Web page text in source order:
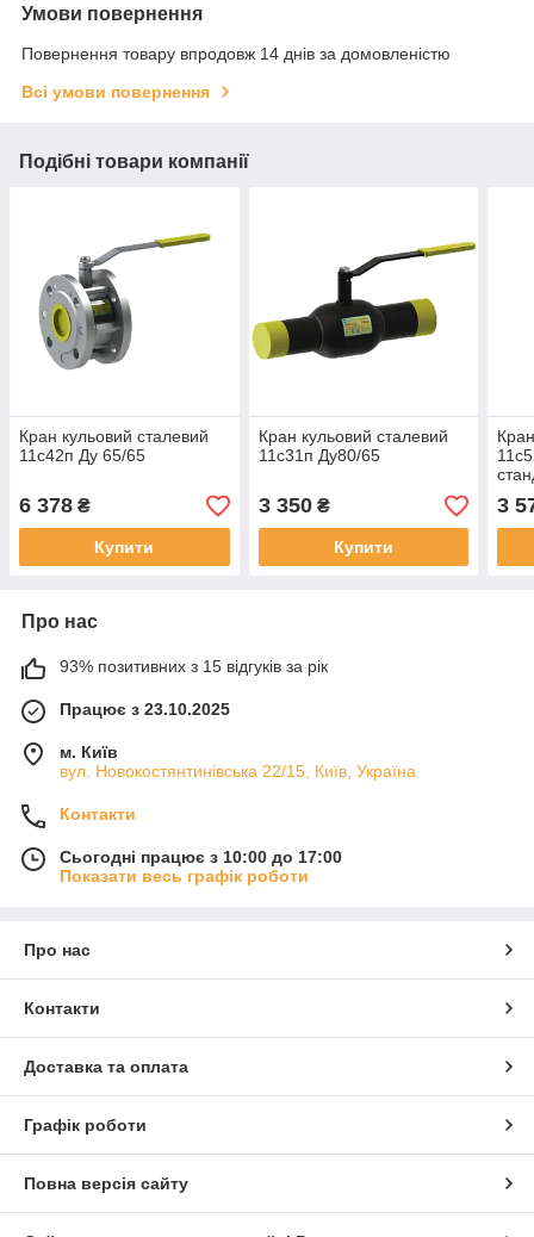
Умови повернення
Повернення товару впродовж 14 днів за домовленістю
Всі умови повернення
Подібні товари компанії
Кран кульовий сталевий
11с42п Ду 65/65
6 378 ₴
Купити
Кран кульовий сталевий
11с31п Ду80/65
3 350₴
Купити
3
Про нас
93% позитивних з 15 відгуків за рік
Працює з 23.10.2025
м. Київ
вул. Новокостянтинівська 22/15, Київ, Україна
Контакти
Сьогодні працює з 10:00 до 17:00
Показати весь графік роботи
Про нас
Контакти
Доставка та оплата
Графік роботи
Повна версія сайту